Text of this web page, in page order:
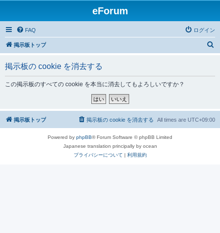
eForum
FAQ ログイン
掲示板トップ
掲示板の cookie を消去する
この掲示板のすべての cookie を本当に消去してもよろしいですか？
掲示板トップ All times are UTC+09:00
掲示板の cookie を消去する
Powered by phpBB® Forum Software © phpBB Limited
Japanese translation principally by ocean
プライバシーについて | 利用規約